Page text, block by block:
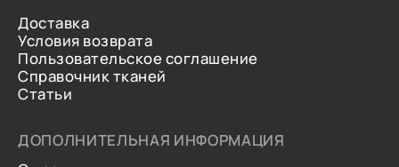
Доставка
Условия возврата
Пользовательское соглашение
Справочник тканей
Статьи
ДОПОЛНИТЕЛЬНАЯ ИНФОРМАЦИЯ